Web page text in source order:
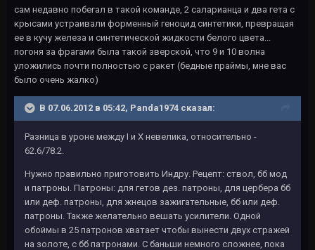
сам недавно побегал в такой команде, 2 саларианца и два гета с
крысами устраивали форменный геноцид синтетики, превращая
ее в кучу железа и синтетической жидкости белого цвета...
погоня за фрагами была такой зверской, что 9 и 10 волна
уложились почти полностью с ракет (бедные праймы, мне вас
было очень жалко)
В 07.06.2012 в 05:42, Panda1974 сказал:
Разница в уроне между I и X невелика, относительно -
62.6/78.2.
Нужно правильно приготовить Индру. Рецепт: ствол, бб мод
и патроны. Патроны: для гетов дез. патроны, для цербера бб
или деф. патроны, для жнецов зажигательные, бб или деф.
патроны. Также желательно вешать усилители. Одной
обоймы в 25 патронов хватает чтобы вынести двух стражей
на золоте, с бб патронами. С баньши немного сложнее, пока